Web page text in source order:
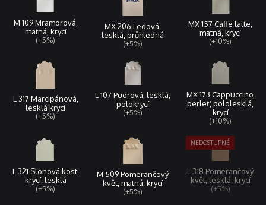
M 109 Mramorová,
matná, krycí
(+5%)
MX 206 Ledová,
lesklá, průhledná
(+5%)
MX 157 Caffe latte,
matná, krycí
(+10%)
L 317 Marcipánová,
lesklá krycí
(+5%)
L 107 Pudrová, lesklá,
polokrycí
(+5%)
MX 173 Cappuccino,
perleť, pololesklá,
krycí
(+10%)
L 321 Slonová kost,
krycí, lesklá
(+5%)
M 509 Pomerančový
květ, matná, krycí
(+5%)
L 318 Pomerančový
květ, lesklá, krycí
(+5%)